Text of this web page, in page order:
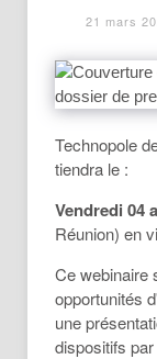
21 mars
Technopole
tiendra le :
Vendredi 04
Réunion) en
Ce webinaire
opportunités
une
dispositifs